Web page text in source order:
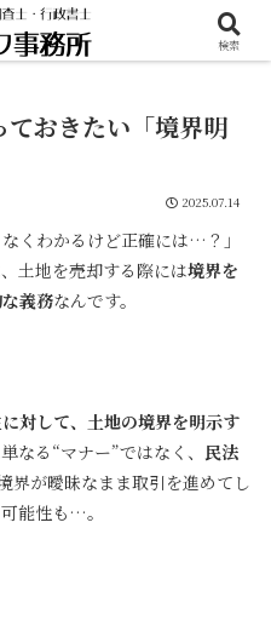
おきたい「境界明
2025.07.14
くわかるけど正確には…？」
土地を売却する際には境界を
義務なんです。
対して、土地の境界を明示す
なる“マナー”ではなく、 民法
界が曖昧なまま取引を進めてし
能性も…。
検索